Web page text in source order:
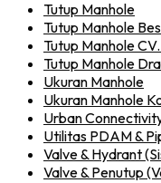
Tutup Manhole
Tutup Manhole
Tutup Manhole
Tutup Manhole
Ukuran Manhole
Ukuran Manhole
Urban
Utilitas PDAM &
Valve & Hydrant
Valve & Penutup